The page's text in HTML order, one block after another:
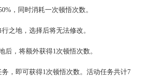
，同时消耗一次顿悟次数。
之地，选择后将无法修改。
后，将额外获得1次顿悟次数。
，即可获得1次顿悟次数。活动任务共计7